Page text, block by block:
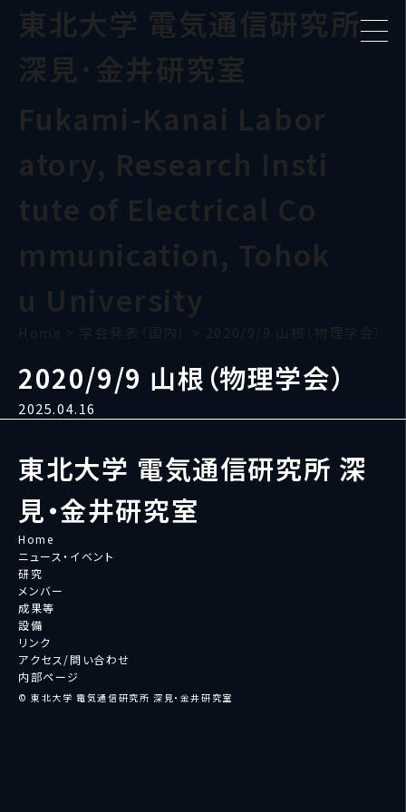
東北大学 電気通信研究所
深見･金井研究室
Fukami-Kanai Labor
atory, Research Insti
tute of Electrical Co
mmunication, Tohok
u University
Home > 学会発表（国内） > 2020/9/9 山根（物理学会）
2020/9/9 山根（物理学会）
2025.04.16
東北大学 電気通信研究所 深
見・金井研究室
Home
ニュース・イベント
研究
メンバー
成果等
設備
リンク
アクセス/問い合わせ
内部ページ
© 東北大学 電気通信研究所 深見・金井研究室